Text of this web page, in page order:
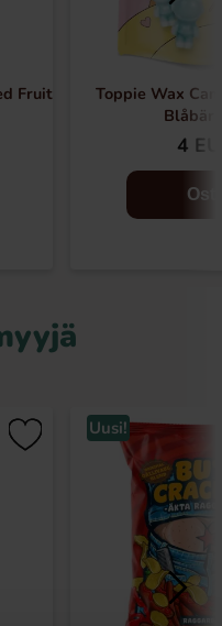
Fruit
Toppie Wax
Blåbär
4
Uusi!